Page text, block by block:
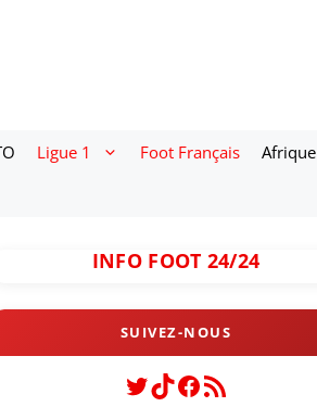
Ligue 1 Foot Français Afrique
INFO FOOT 24/24
Twitter
TikTok
Facebook
Flux RSS